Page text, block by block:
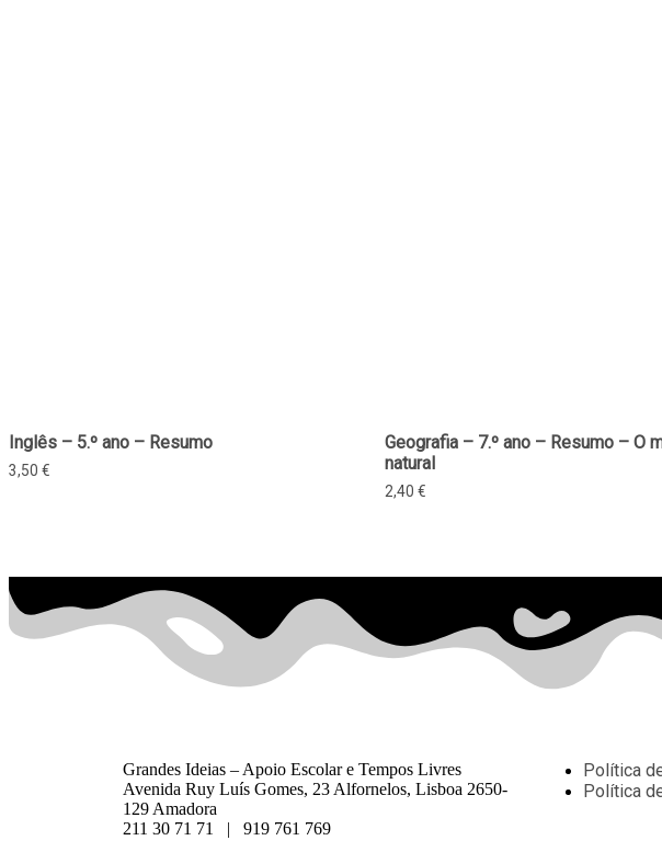
Inglês – 5.º ano – Resumo
3,50 €
Geografia – 7.º ano – Resumo – O
natural
2,40€
Grandes Ideias – Apoio Escolar e Tempos Livres
Avenida Ruy Luís Gomes, 23 Alfornelos, Lisboa 2650-
129 Amadora
211 30 71 71 | 919 761 769
Política
Política